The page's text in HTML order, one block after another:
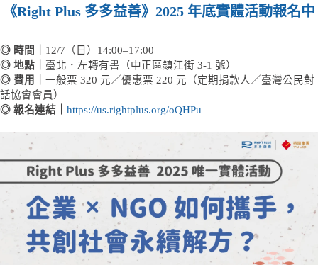
《Right Plus 多多益善》2025 年底實體活動報名中
◎ 時間｜ 12/7（日）14:00–17:00
◎ 地點｜ 臺北．左轉有書（中正區鎮江街 3-1 號）
◎ 費用｜ 一般票 320 元／優惠票 220 元（定期捐款人／臺灣公民對
話協會會員）
◎ 報名連結｜ https://us.rightplus.org/oQHPu